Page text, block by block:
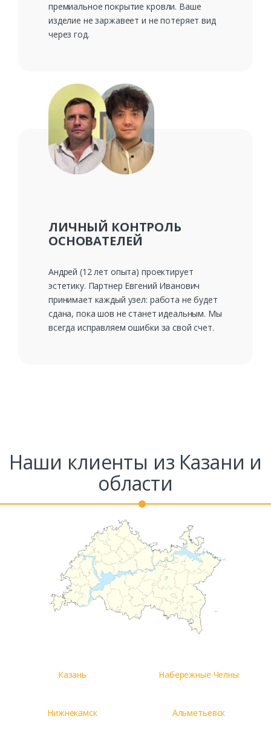
премиальное покрытие кровли. Ваше
изделие не заржавеет и не потеряет вид
через год.
ЛИЧНЫЙ КОНТРОЛЬ
ОСНОВАТЕЛЕЙ
Андрей (12 лет опыта) проектирует
эстетику. Партнер Евгений Иванович
принимает каждый узел: работа не будет
сдана, пока шов не станет идеальным. Мы
всегда исправляем ошибки за свой счет.
Наши клиенты из Казани и
области
Казань Набережные Челны
Нижнекамск Альметьевск